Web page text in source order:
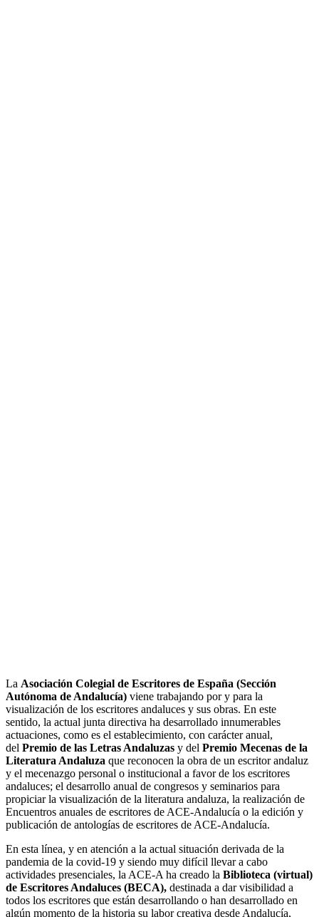
La Asociación Colegial de Escritores de España (Sección
Autónoma de Andalucía) viene trabajando por y para la
visualización de los escritores andaluces y sus obras. En este
sentido, la actual junta directiva ha desarrollado innumerables
actuaciones, como es el establecimiento, con carácter anual,
del Premio de las Letras Andaluzas y del Premio Mecenas de la
Literatura Andaluza que reconocen la obra de un escritor andaluz
y el mecenazgo personal o institucional a favor de los escritores
andaluces; el desarrollo anual de congresos y seminarios para
propiciar la visualización de la literatura andaluza, la realización de
Encuentros anuales de escritores de ACE-Andalucía o la edición y
publicación de antologías de escritores de ACE-Andalucía.
En esta línea, y en atención a la actual situación derivada de la
pandemia de la covid-19 y siendo muy difícil llevar a cabo
actividades presenciales, la ACE-A ha creado la Biblioteca (virtual)
de Escritores Andaluces (BECA), destinada a dar visibilidad a
todos los escritores que están desarrollando o han desarrollado en
algún momento de la historia su labor creativa desde Andalucía,